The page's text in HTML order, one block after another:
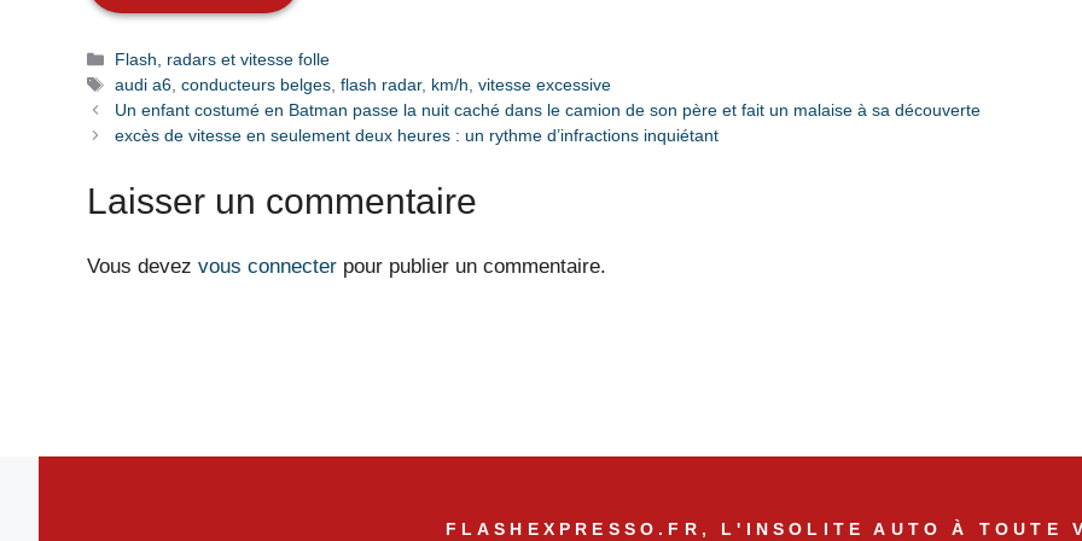
Catégories
Flash, radars et vitesse folle
Étiquettes
audi a6,conducteurs belges,flash radar, km/h,vitesse excessive
Un enfant costumé en Batman passe la nuit caché dans le camion de son père et fait un malaise à sa découverte
excès de vitesse en seulement deux heures : un rythme d’infractions inquiétant
Laisser un commentaire
Vous devez vous connecter pour publier un commentaire.
FLASHEXPRESSO.FR, L'INSOLITE AUTO À TOUTE